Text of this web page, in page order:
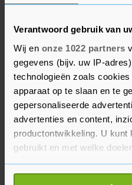
Verantwoord gebruik van
Wij en onze 1022 partners
gegevens (bijv. uw IP-
technologieën zoals
apparaat op te slaan en te
gepersonaliseerde
advertenties en content,
productontwikkeling. U kunt
gebruikt en met welke
Als u het toestaat, willen we